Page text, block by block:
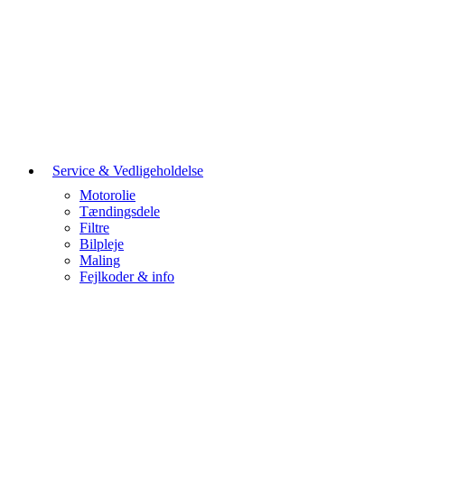
Service & Vedligeholdelse
Motorolie
Tændingsdele
Filtre
Bilpleje
Maling
Fejlkoder & info